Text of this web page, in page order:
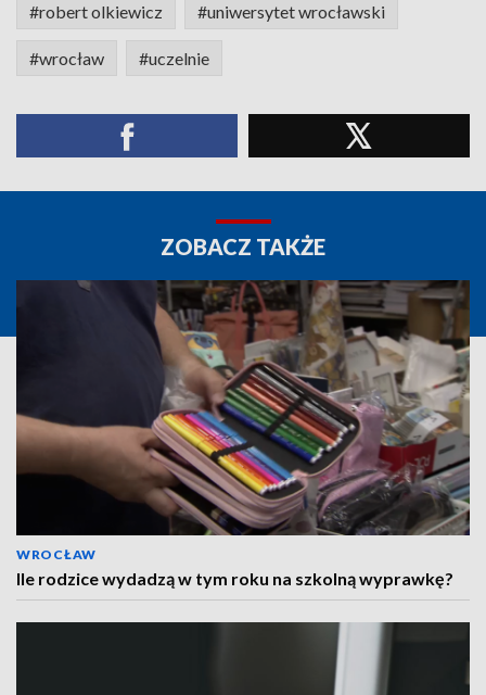
#robert olkiewicz #uniwersytet wrocławski
#wrocław #uczelnie
ZOBACZ TAKŻE
WROCŁAW
Ile rodzice wydadzą w tym roku na szkolną wyprawkę?